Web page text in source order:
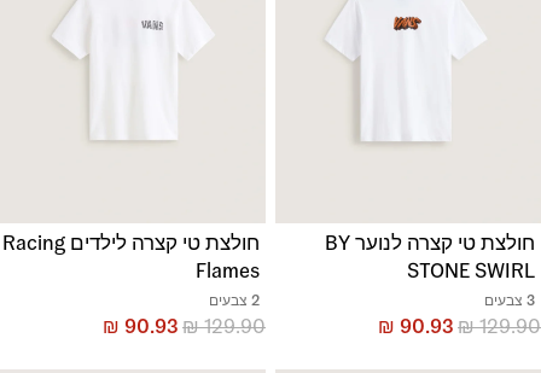
חולצת טי קצרה לנוער BY
STONE SWIRL
3 צבעים
₪129.90
₪ 90.93
חולצת טי קצרה לילדים Racing
Flames
2 צבעים
₪129.90
₪ 90.93